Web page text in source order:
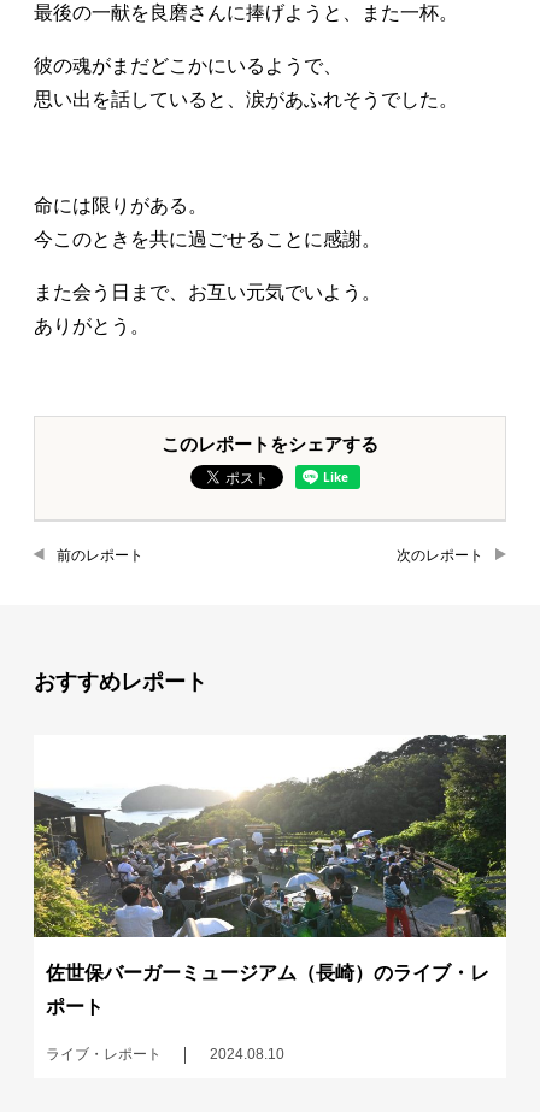
最後の一献を良磨さんに捧げようと、また一杯。
彼の魂がまだどこかにいるようで、
思い出を話していると、涙があふれそうでした。
命には限りがある。
今このときを共に過ごせることに感謝。
また会う日まで、お互い元気でいよう。
ありがとう。
このレポートをシェアする
前のレポート 次のレポート
おすすめレポート
佐世保バーガーミュージアム（長崎）のライブ・レ
ポート
ライブ・レポート 2024.08.10